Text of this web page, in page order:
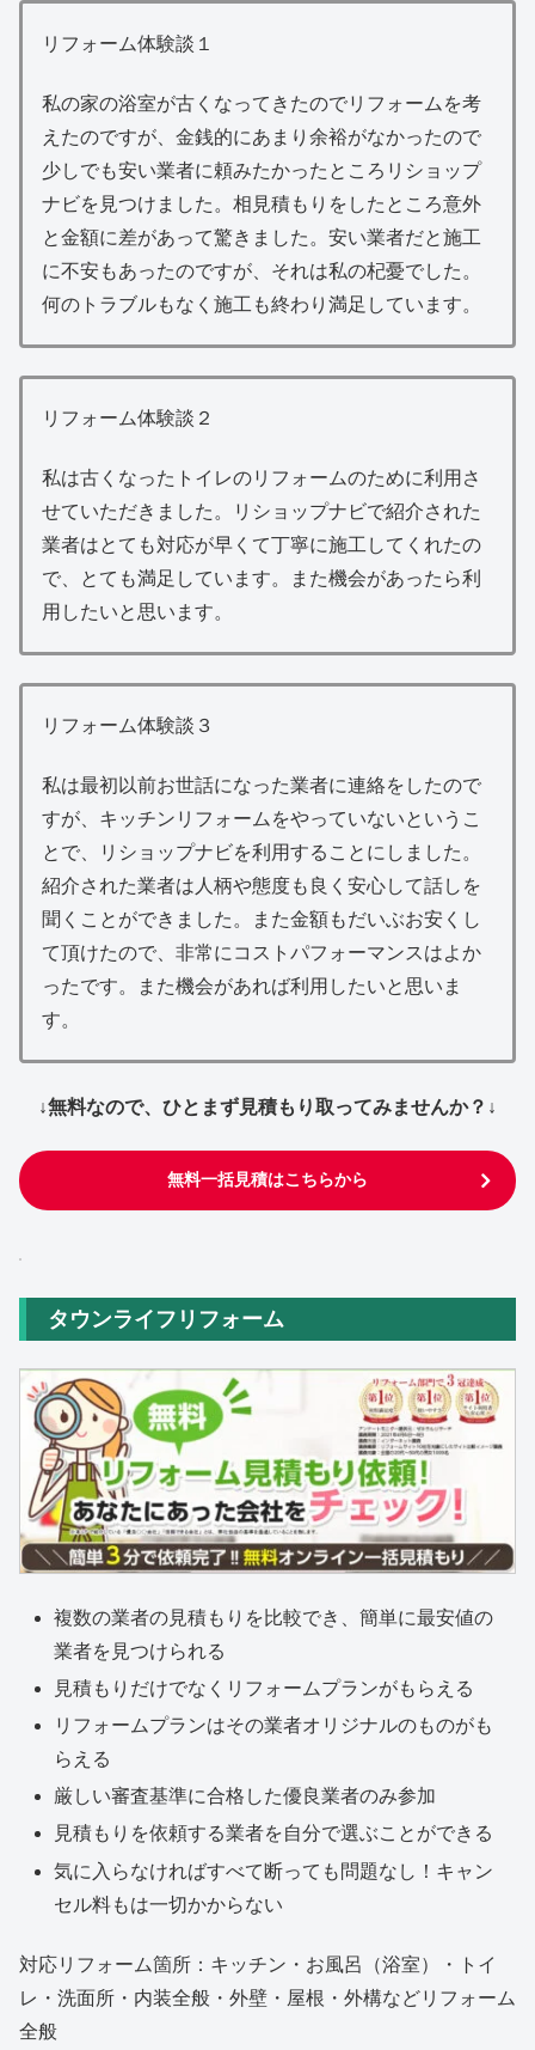
リフォーム体験談１
私の家の浴室が古くなってきたのでリフォームを考
えたのですが、金銭的にあまり余裕がなかったので
少しでも安い業者に頼みたかったところリショップ
ナビを見つけました。相見積もりをしたところ意外
と金額に差があって驚きました。安い業者だと施工
に不安もあったのですが、それは私の杞憂でした。
何のトラブルもなく施工も終わり満足しています。
リフォーム体験談２
私は古くなったトイレのリフォームのために利用さ
せていただきました。リショップナビで紹介された
業者はとても対応が早くて丁寧に施工してくれたの
で、とても満足しています。また機会があったら利
用したいと思います。
リフォーム体験談３
私は最初以前お世話になった業者に連絡をしたので
すが、キッチンリフォームをやっていないというこ
とで、リショップナビを利用することにしました。
紹介された業者は人柄や態度も良く安心して話しを
聞くことができました。また金額もだいぶお安くし
て頂けたので、非常にコストパフォーマンスはよか
ったです。また機会があれば利用したいと思いま
す。
↓無料なので、ひとまず見積もり取ってみませんか？↓
無料一括見積はこちらから
タウンライフリフォーム
複数の業者の見積もりを比較でき、簡単に最安値の
業者を見つけられる
見積もりだけでなくリフォームプランがもらえる
リフォームプランはその業者オリジナルのものがも
らえる
厳しい審査基準に合格した優良業者のみ参加
見積もりを依頼する業者を自分で選ぶことができる
気に入らなければすべて断っても問題なし！キャン
セル料もは一切かからない
対応リフォーム箇所：キッチン・お風呂（浴室）・トイ
レ・洗面所・内装全般・外壁・屋根・外構などリフォーム
全般